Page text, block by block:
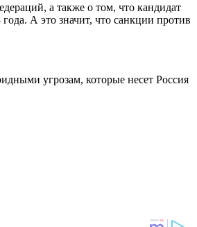
а также о том, что кандидат
А это значит, что санкции против
угрозам, которые несет Россия